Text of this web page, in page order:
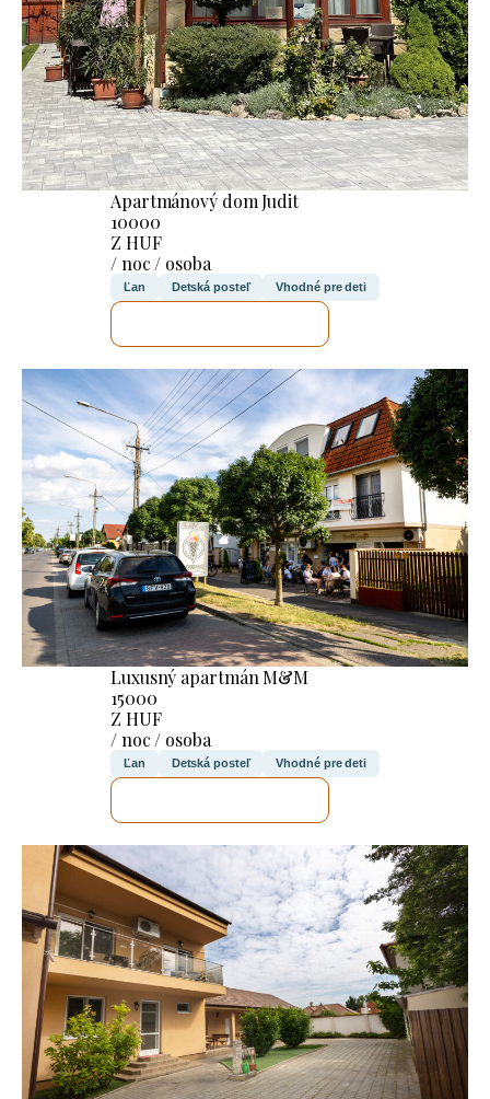
Apartmánový dom Judit
10000
Z HUF
/ noc / osoba
Ľan Detská posteľ Vhodné pre deti
Luxusný apartmán M&M
15000
Z HUF
/ noc / osoba
Ľan Detská posteľ Vhodné pre deti